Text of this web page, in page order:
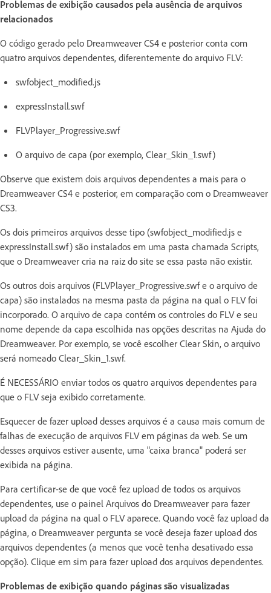
Problemas de exibição causados pela ausência de arquivos
relacionados
O código gerado pelo Dreamweaver CS4 e posterior conta com
quatro arquivos dependentes, diferentemente do arquivo FLV:
swfobject_modified.js
expressInstall.swf
FLVPlayer_Progressive.swf
O arquivo de capa (por exemplo, Clear_Skin_1.swf)
Observe que existem dois arquivos dependentes a mais para o
Dreamweaver CS4 e posterior, em comparação com o Dreamweaver
CS3.
Os dois primeiros arquivos desse tipo (swfobject_modified.js e
expressInstall.swf) são instalados em uma pasta chamada Scripts,
que o Dreamweaver cria na raiz do site se essa pasta não existir.
Os outros dois arquivos (FLVPlayer_Progressive.swf e o arquivo de
capa) são instalados na mesma pasta da página na qual o FLV foi
incorporado. O arquivo de capa contém os controles do FLV e seu
nome depende da capa escolhida nas opções descritas na Ajuda do
Dreamweaver. Por exemplo, se você escolher Clear Skin, o arquivo
será nomeado Clear_Skin_1.swf.
É NECESSÁRIO enviar todos os quatro arquivos dependentes para
que o FLV seja exibido corretamente.
Esquecer de fazer upload desses arquivos é a causa mais comum de
falhas de execução de arquivos FLV em páginas da web. Se um
desses arquivos estiver ausente, uma "caixa branca" poderá ser
exibida na página.
Para certificar-se de que você fez upload de todos os arquivos
dependentes, use o painel Arquivos do Dreamweaver para fazer
upload da página na qual o FLV aparece. Quando você faz upload da
página, o Dreamweaver pergunta se você deseja fazer upload dos
arquivos dependentes (a menos que você tenha desativado essa
opção). Clique em sim para fazer upload dos arquivos dependentes.
Problemas de exibição quando páginas são visualizadas